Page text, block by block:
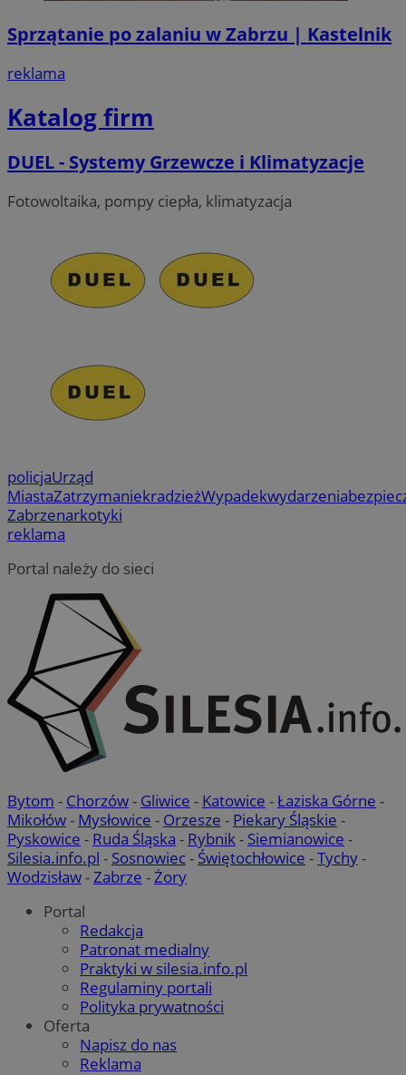
Sprzątanie po zalaniu w Zabrzu | Kastelnik
reklama
Katalog firm
DUEL - Systemy Grzewcze i Klimatyzacje
Fotowoltaika, pompy ciepła, klimatyzacja
policjaUrząd
MiastaZatrzymaniekradzieżWypadekwydarzenia
Zabrzenarkotyki
reklama
Portal należy do sieci
Bytom - Chorzów- Gliwice - Katowice -Łaziska Górne -
Mikołów- Mysłowice - Orzesze - Piekary Śląskie -
Pyskowice - Ruda Śląska - Rybnik- Siemianowice -
Silesia.info.pl - Sosnowiec- Świętochłowice -Tychy-
Wodzisław-Zabrze -Żory
Portal
Redakcja
Patronat medialny
Praktyki w silesia.info.pl
Regulaminy portali
Polityka prywatności
Oferta
Napisz do nas
Reklama